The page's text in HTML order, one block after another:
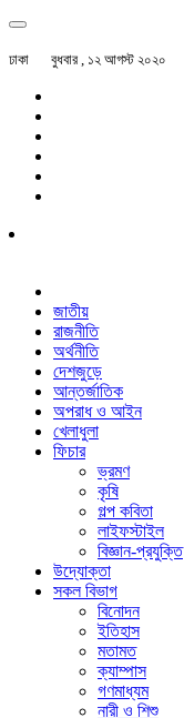
ঢাকা বুধবার , ১২ আগস্ট ২০২০
জাতীয়
রাজনীতি
অর্থনীতি
দেশজুড়ে
আন্তর্জাতিক
অপরাধ ও আইন
খেলাধুলা
ফিচার
ভ্রমণ
কৃষি
গল্প ক‌বিতা
লাইফস্টাইল
বিজ্ঞান-প্রযুক্তি
উদ্যোক্তা
সকল বিভাগ
বিনোদন
ইতিহাস
মতামত
ক্যাম্পাস
গণমাধ্যম
নারী ও শিশু